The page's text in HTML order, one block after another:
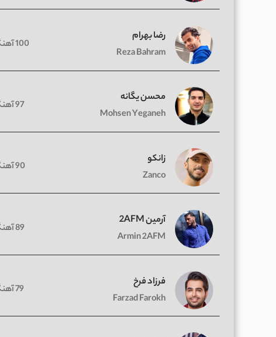
رضا بهرام
Reza Bahram
100 آهنگ
محسن یگانه
Mohsen Yeganeh
97 آهنگ
زانکو
Zanco
90 آهنگ
آرمین 2AFM
Armin 2AFM
89 آهنگ
فرزاد فرخ
Farzad Farokh
79 آهنگ